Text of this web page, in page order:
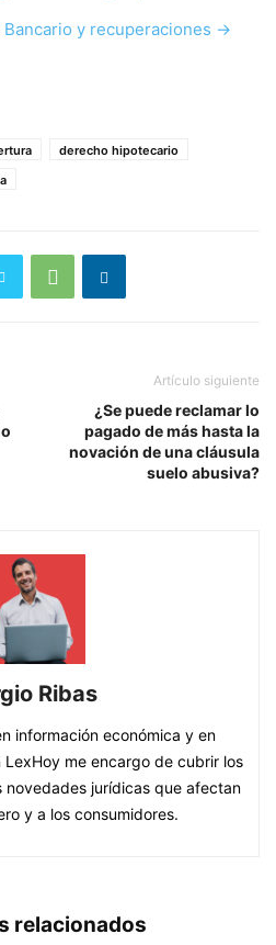
y recuperaciones →
derecho hipotecario
Artículo siguiente
¿Se puede reclamar lo
pagado de más hasta la
novación de una cláusula
suelo abusiva?
Ribas
información económica y en
me encargo de cubrir los
novedades jurídicas que afectan
y a los consumidores.
relacionados